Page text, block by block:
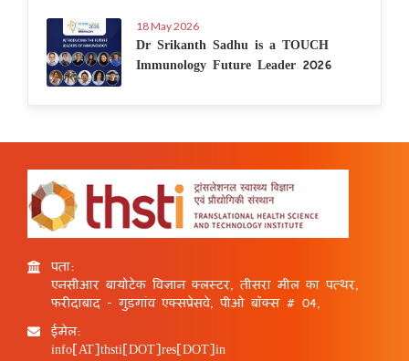
18 May 2026
Dr Srikanth Sadhu is a TOUCH
Immunology Future Leader 2026
पता:
एनसीआर बायोटेक विज्ञान क्लस्टर, तीसरा मील का पत्थर,
फरीदाबाद - गुड़गांव एक्सप्रेसवे, पीओ बॉक्स # 04,
ईमेल:
info[AT]thsti[DOT]res[DOT]in